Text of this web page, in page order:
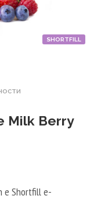
SHORTFILL
Milk Berry
е Shortfill е-